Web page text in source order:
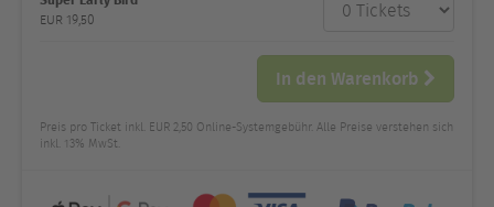
und Preis
EUR 19,50
In den Warenkorb
Preis pro Ticket inkl. EUR 2,50 Online-Systemgebühr. Alle Preise verstehen sich
inkl. 13% MwSt.